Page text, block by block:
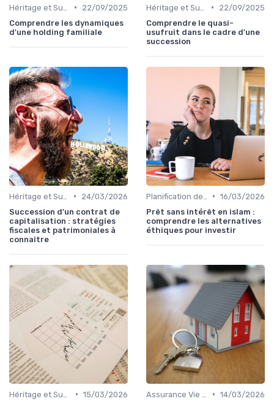
•
22/09/2025
Comprendre les dynamiques
d'une holding familiale
•
22/09/2025
Comprendre le quasi-
usufruit dans le cadre d'une
succession
•
24/03/2026
Succession d’un contrat de
capitalisation : stratégies
fiscales et patrimoniales à
connaître
• 16/03/2026
Prêt sans intérêt en islam :
comprendre les alternatives
éthiques pour investir
• 15/03/2026
• 14/03/2026